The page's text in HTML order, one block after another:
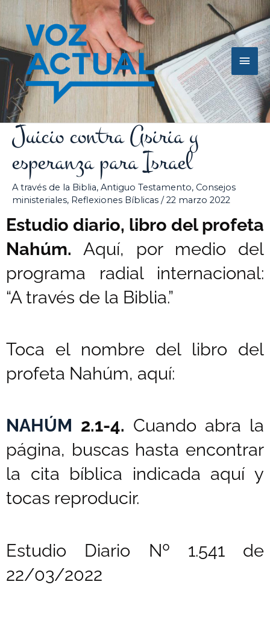
contenido
Juicio contra Asiria y
esperanza para Israel
A través de la Biblia, Antiguo Testamento, Consejos
ministeriales, Reflexiones Bíblicas /22 marzo 2022
Estudio diario, libro del profeta
Nahúm. Aquí, por medio del
programa radial internacional:
“A través de la Biblia.”
Toca el nombre del libro del
profeta Nahúm, aquí:
NAHÚM 2.1-4. Cuando abra la
página, buscas hasta encontrar
la cita bíblica indicada aquí y
tocas reproducir.
Estudio Diario Nº 1.541 de
22/03/2022